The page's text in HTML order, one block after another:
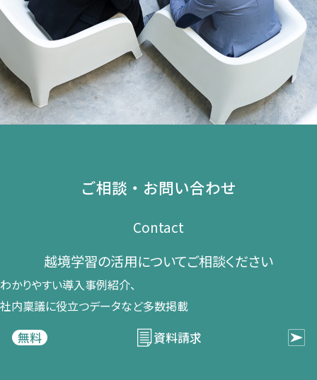
ご相談・お問い合わせ
Contact
越境学習の​活用に​ついて​ご相談ください​
わかりやすい導入事例紹介、​
社内稟議に​役立つデータなど​多数掲載
無料
資料請求